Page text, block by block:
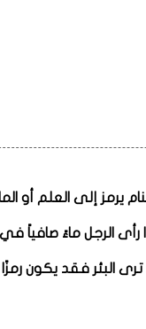
يرمز إلى العلم أو
رأى الرجل ماءً صافياً
البئر فقد يكون